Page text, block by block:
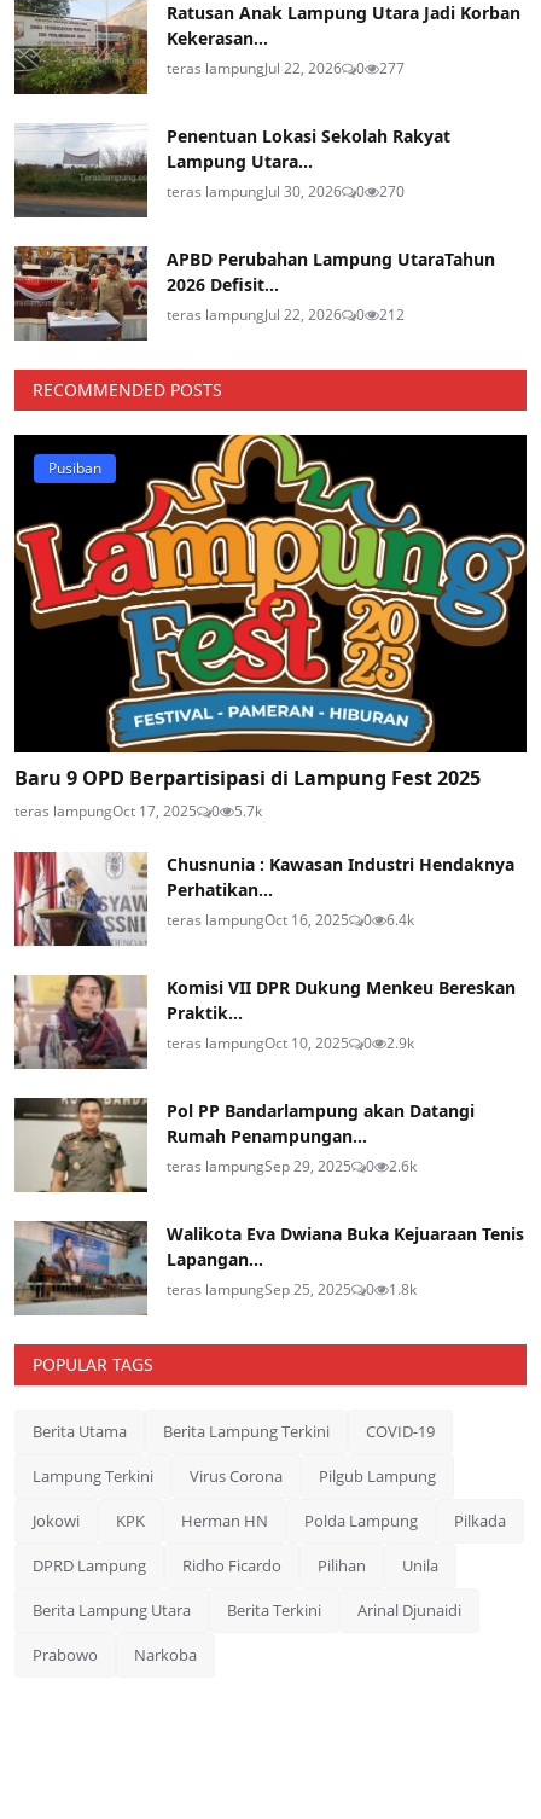
Ratusan Anak Lampung Utara Jadi Korban
Kekerasan...
teras lampungJul 22, 2026 0 277
Penentuan Lokasi Sekolah Rakyat
Lampung Utara...
teras lampungJul 30, 2026 0 270
APBD Perubahan Lampung UtaraTahun
2026 Defisit...
teras lampungJul 22, 2026 0 212
RECOMMENDED POSTS
Pusiban
Baru 9 OPD Berpartisipasi di Lampung Fest 2025
teras lampungOct 17, 2025 0 5.7k
Chusnunia : Kawasan Industri Hendaknya
Perhatikan...
teras lampungOct 16, 2025 0 6.4k
Komisi VII DPR Dukung Menkeu Bereskan
Praktik...
teras lampungOct 10, 2025 0 2.9k
Pol PP Bandarlampung akan Datangi
Rumah Penampungan...
teras lampungSep 29, 2025 0 2.6k
Walikota Eva Dwiana Buka Kejuaraan Tenis
Lapangan...
teras lampungSep 25, 2025 0 1.8k
POPULAR TAGS
Berita Utama Berita Lampung Terkini COVID-19
Lampung Terkini Virus Corona Pilgub Lampung
Jokowi KPK Herman HN Polda Lampung Pilkada
DPRD Lampung Ridho Ficardo Pilihan Unila
Berita Lampung Utara Berita Terkini Arinal Djunaidi
Prabowo Narkoba